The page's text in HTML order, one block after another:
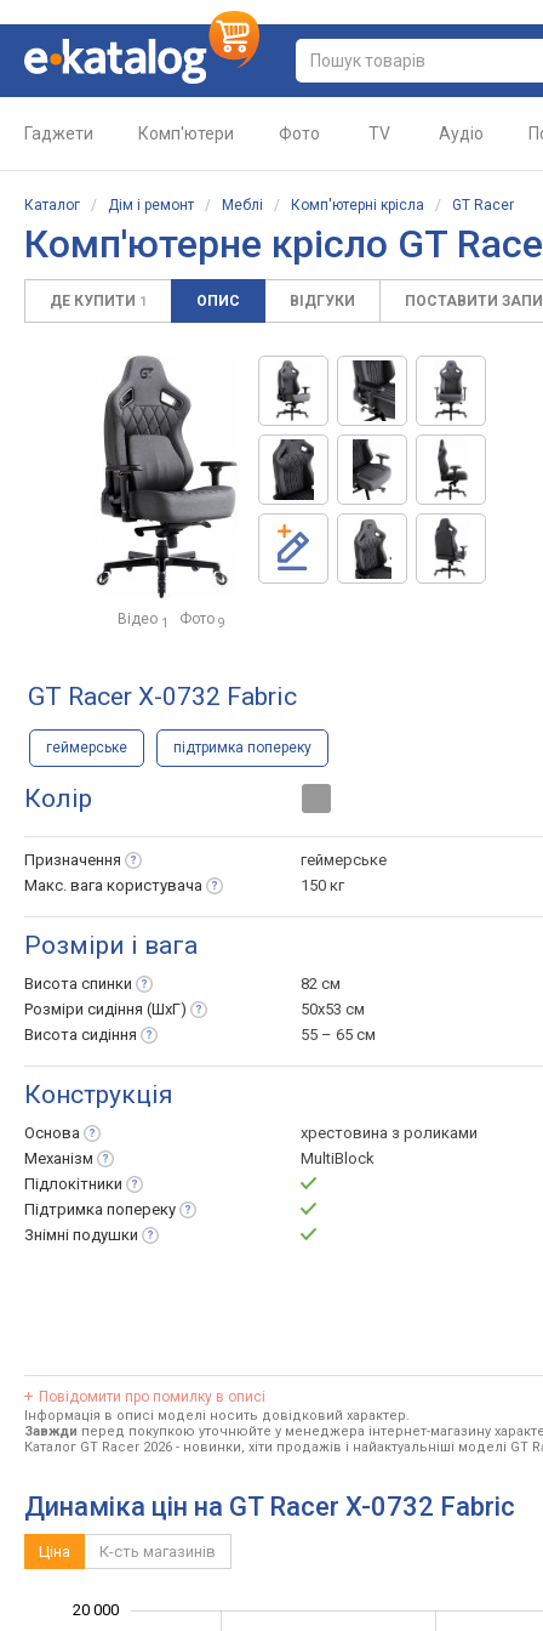
Гаджети Комп'ютери Фото TV Аудіо
Каталог / Дім і ремонт / Меблі / Комп'ютерні крісла / GT Racer
Комп'ютерне крісло GT
ДЕ КУПИТИ 1 ОПИС ВІДГУКИ ПОСТАВИТИ
Відео 1 Фото 9
GT Racer X-0732 Fabric
геймерське підтримка попереку
Колір
Призначення
геймерське
Макс. вага користувача 150 кг
Розміри і вага
Висота спинки
82 см
Розміри сидіння (ШхГ)
50x53 см
Висота сидіння 55 – 65 см
Конструкція
Основа
хрестовина з роликами
Механізм
MultiBlock
Підлокітники
Підтримка попереку
Знімні подушки
Повідомити про помилку в описі
Інформація в описі моделі носить довідковий характер.
Завжди перед покупкою уточнюйте у менеджера інтернет-магазину
Каталог GT Racer 2026 - новинки, хіти продажів і найактуальніші моделі GT
Динаміка цін на GT Racer X-0732 Fabric
Ціна К-сть магазинів
20 000